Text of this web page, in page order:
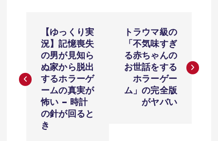
ナ
【ゆっくり実
況】記憶喪失
の男が見知ら
ぬ家から脱出
するホラーゲ
ームの真実が
怖い – 時計
の針が回ると
き
トラウマ級の
「不気味すぎ
る赤ちゃんの
お世話をする
ホラーゲー
ム」の完全版
がヤバい